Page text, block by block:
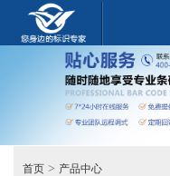
首页 > 产品中心